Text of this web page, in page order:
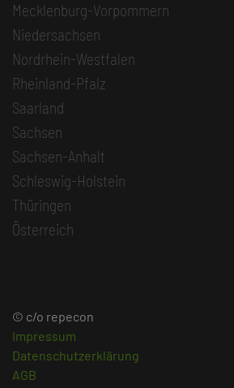
Mecklenburg-Vorpommern
Niedersachsen
Nordrhein-Westfalen
Rheinland-Pfalz
Saarland
Sachsen
Sachsen-Anhalt
Schleswig-Holstein
Thüringen
Österreich
© c/o repecon
Impressum
Datenschutzerklärung
AGB